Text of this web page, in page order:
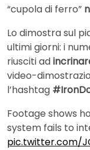
“cupola di ferro”
Lo dimostra sul
ultimi giorni: i
riusciti ad
video-
l’hashtag
Footage shows
system fails to
pic.twitter.com/